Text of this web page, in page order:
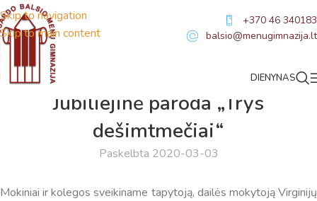
Skip to navigation
Skip to main content
+370 46 340183
balsio@menugimnazija.lt
DIENYNAS
Jubiliejinė paroda „Trys
dešimtmečiai“
Paskelbta 2020-03-03
Mokiniai ir kolegos sveikiname tapytoją, dailės mokytoją Virginijų